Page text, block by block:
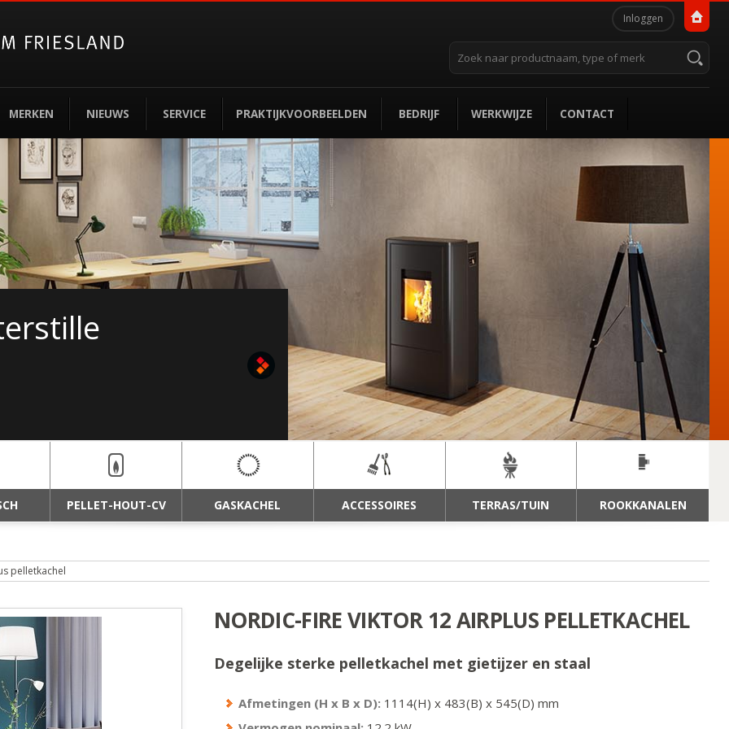
Persoonlijke
Inloggen
Zoek
zoeken...
MERKEN NIEUWS SERVICE PRAKTIJKVOORBEELDEN BEDRIJF WERKWIJZE CONTACT
PELLET-HOUT-CV GASKACHEL ACCESSOIRES TERRAS/TUIN ROOKKANALEN
pelletkachel
NORDIC-FIRE VIKTOR 12 AIRPLUS PELLETKACHEL
Degelijke sterke pelletkachel met gietijzer en staal
Afmetingen (H x B x D): 1114(H) x 483(B) x 545(D) mm